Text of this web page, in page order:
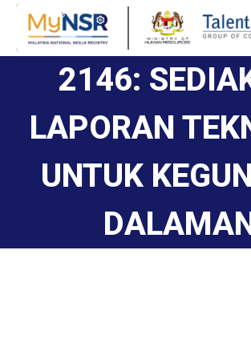
2146:
LAPORAN
UNTUK